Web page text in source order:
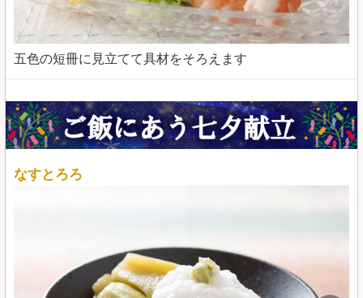
五色の短冊に見立てて具材をそろえます
なすとろろ